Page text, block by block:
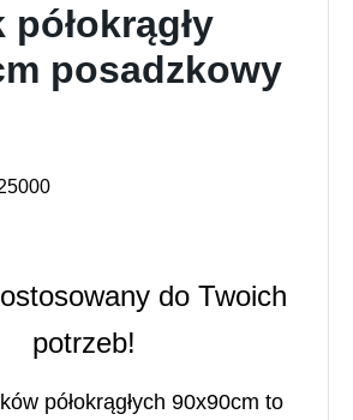
posadzkowy
do Twoich
potrzeb!
półokrągłych 90x90cm to